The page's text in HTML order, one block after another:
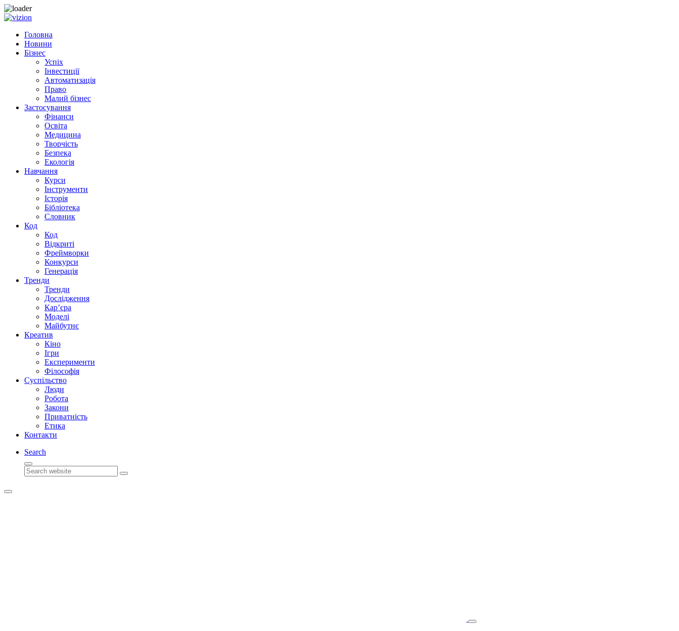
Skip to content
Головна
Новини
Бізнес
Успіх
Інвестиції
Автоматизація
Право
Малий бізнес
Застосування
Фінанси
Освіта
Медицина
Творчість
Безпека
Екологія
Навчання
Курси
Інструменти
Історія
Бібліотека
Словник
Код
Код
Відкриті
Фреймворки
Конкурси
Генерація
Тренди
Тренди
Дослідження
Кар’єра
Моделі
Майбутнє
Креатив
Кіно
Ігри
Експерименти
Філософія
Суспільство
Люди
Робота
Закони
Приватність
Етика
Контакти
Search
Search